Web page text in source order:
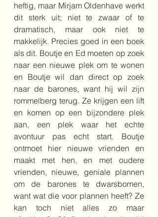
heftig, maar Mirjam Oldenhave werkt
dit sterk uit; niet te zwaar of te
dramatisch, maar ook niet te
makkelijk. Precies goed in een boek
als dit. Boutje en Ed moeten op zoek
naar een nieuwe plek om te wonen
en Boutje wil dan direct op zoek
naar de barones, want hij wil zijn
rommelberg terug. Ze krijgen een lift
en komen op een bijzondere plek
aan, een plek waar het echte
avontuur pas echt start. Boutje
ontmoet hier nieuwe vrienden en
maakt met hen, en met oudere
vrienden, nieuwe, geniale plannen
om de barones te dwarsbomen,
want wat die voor plannen heeft? Ze
kan toch niet alles zo maar